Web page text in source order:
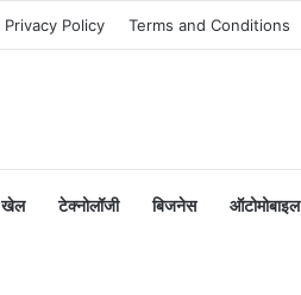
Privacy Policy Terms and Conditions
खेल टेक्नोलॉजी बिजनेस ऑटोमोबाइल